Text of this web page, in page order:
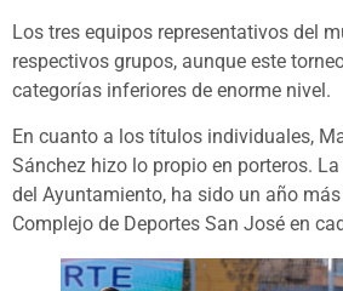
Los tres equipos representativos del
respectivos grupos, aunque este
categorías inferiores de enorme nivel.
En cuanto a los títulos individuales,
Sánchez hizo lo propio en porteros.
del Ayuntamiento, ha sido un año
Complejo de Deportes San José en